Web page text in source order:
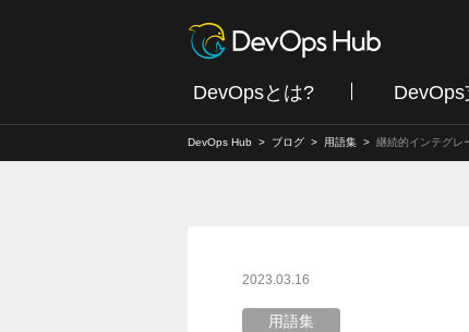
DevOpsとは?
DevOps Hub ブログ 用語集 継続的インテグレ
2023.03.16
用語集